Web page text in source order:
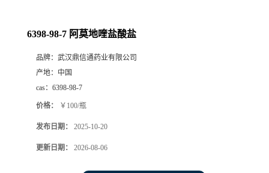
6398-98-7 阿莫地喹盐酸盐
品牌： 武汉鼎信通药业有限公司
产地： 中国
cas： 6398-98-7
价格： ￥100/瓶
发布日期： 2025-10-20
更新日期： 2026-08-06